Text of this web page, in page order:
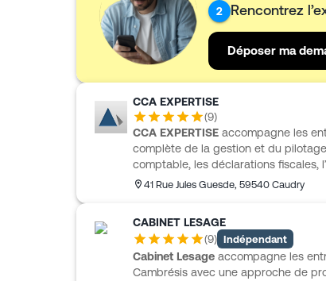
proximité.
2 Rencontrez
Déposer ma
CCA EXPERTISE
(9)
CCA EXPERTISE accompagne les
complète de la gestion et du
comptable, les déclarations fiscales,
prévisionnels, la paie ainsi que les
EXPERTISE s’adresse notamment
avec des solutions adaptées aux
pensé pour les dirigeants au
41 Rue Jules Guesde, 59540 Caudry
CABINET LESAGE
(9) Indépendant
Cabinet Lesage accompagne les
Cambrésis avec une approche de